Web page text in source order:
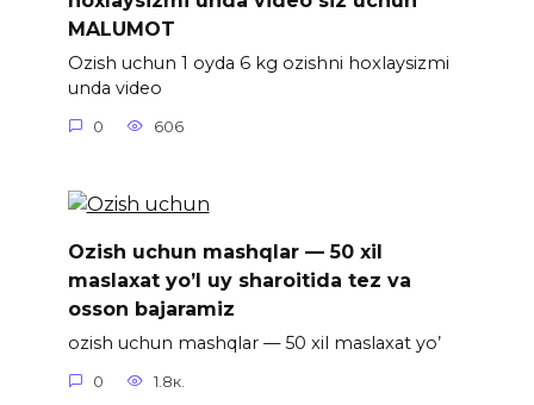
MALUMOT
Ozish uchun 1 oyda 6 kg ozishni hoxlaysizmi
unda video
0 606
Ozish uchun mashqlar — 50 xil
maslaxat yo’l uy sharoitida tez va
osson bajaramiz
ozish uchun mashqlar — 50 xil maslaxat yo’
0 1.8к.